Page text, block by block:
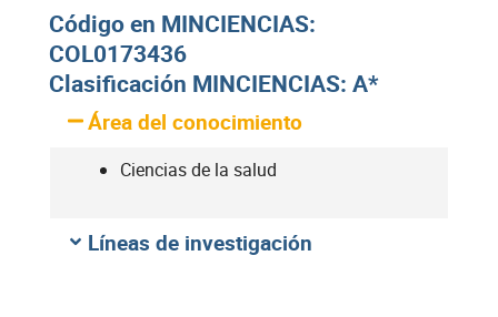
Código en MINCIENCIAS:
COL0173436
Clasificación MINCIENCIAS: A*
Área del conocimiento
Ciencias de la salud
Líneas de investigación